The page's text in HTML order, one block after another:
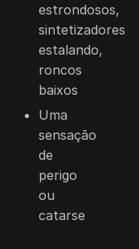
estrondosos,
sintetizadores
estalando,
roncos
baixos
Uma
sensação
de
perigo
ou
catarse